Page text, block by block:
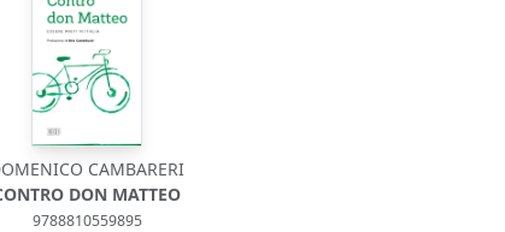
CAMBARERI
DON MATTEO
9788810559895